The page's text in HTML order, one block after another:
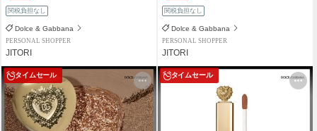
関税負担なし
Dolce & Gabbana
PERSONAL SHOPPER
JITORI
関税負担なし
Dolce & Gabbana
PERSONAL SHOPPER
JITORI
タイムセール タイムセール